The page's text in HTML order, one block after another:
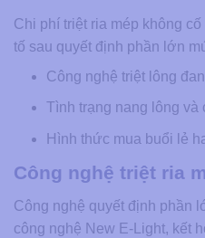
Chi phí triệt ria mép không
tố sau quyết định phần lớn
Công nghệ triệt lông
Tình trạng nang lông và
Hình thức mua buổi lẻ
Công nghệ triệt ria
Công nghệ quyết định phần
công nghệ New E-Light, kết